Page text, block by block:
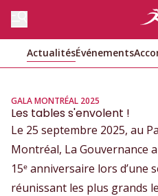
ActualitésÉvénements
GALA MONTRÉAL 2025
Les tables s'envolent !
Le 25 septembre 2025, au
Montréal, La Gouvernance
15ᵉ anniversaire lors d’une
réunissant les plus grands